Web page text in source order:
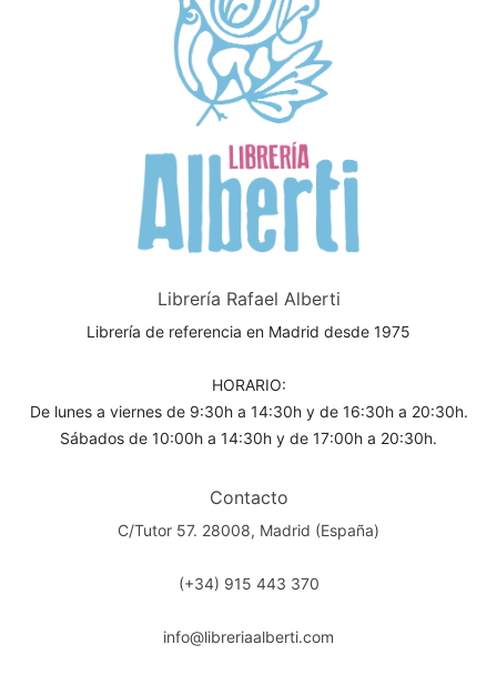
Librería Rafael Alberti
Librería de referencia en Madrid desde 1975
HORARIO:
De lunes a viernes de 9:30h a 14:30h y de 16:30h a 20:30h.
Sábados de 10:00h a 14:30h y de 17:00h a 20:30h.
Contacto
C/Tutor 57. 28008, Madrid (España)
(+34) 915 443 370
info@libreriaalberti.com